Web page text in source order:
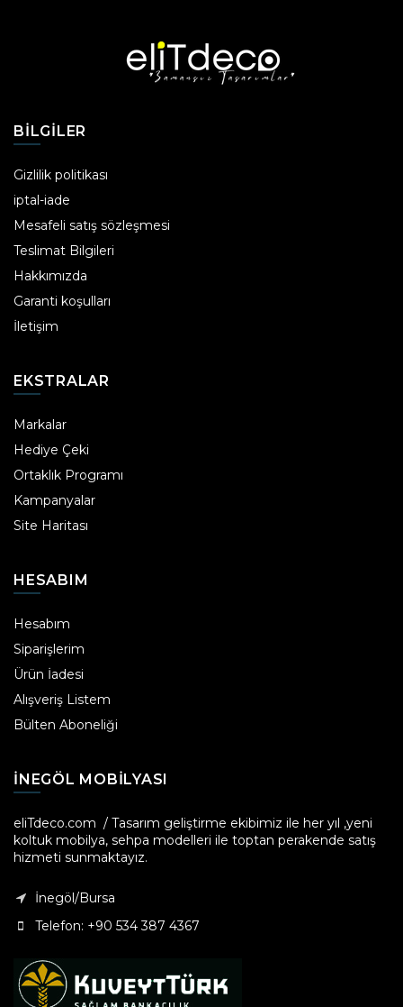
BILGILER
Gizlilik politikası
iptal-iade
Mesafeli satış sözleşmesi
Teslimat Bilgileri
Hakkımızda
Garanti koşulları
İletişim
EKSTRALAR
Markalar
Hediye Çeki
Ortaklık Programı
Kampanyalar
Site Haritası
HESABIM
Hesabım
Siparişlerim
Ürün İadesi
Alışveriş Listem
Bülten Aboneliği
INEGÖL MOBILYASI
eliTdeco.com / Tasarım geliştirme ekibimiz ile her yıl ,yeni
koltuk mobilya, sehpa modelleri ile toptan perakende satış
hizmeti sunmaktayız.
İnegöl/Bursa
Telefon: +90 534 387 4367